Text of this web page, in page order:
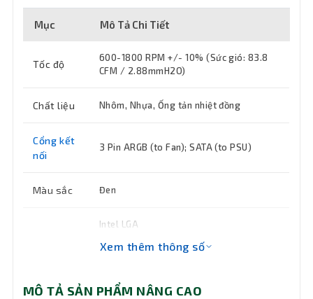
Mục Mô Tả Chi Tiết
Tốc độ
600-1800 RPM +/- 10% (Sức gió: 83.8
CFM / 2.88mmH2O)
Chất liệu Nhôm, Nhựa, Ống tản nhiệt đồng
Cổng kết
nối
3 Pin ARGB (to Fan); SATA (to PSU)
Màu sắc Đen
Intel LGA
AM5/AM4
Fan 3 x 120mm (120 x 120 x 25mm)
Xem thêm thông số
MÔ TẢ SẢN PHẨM NÂNG CAO